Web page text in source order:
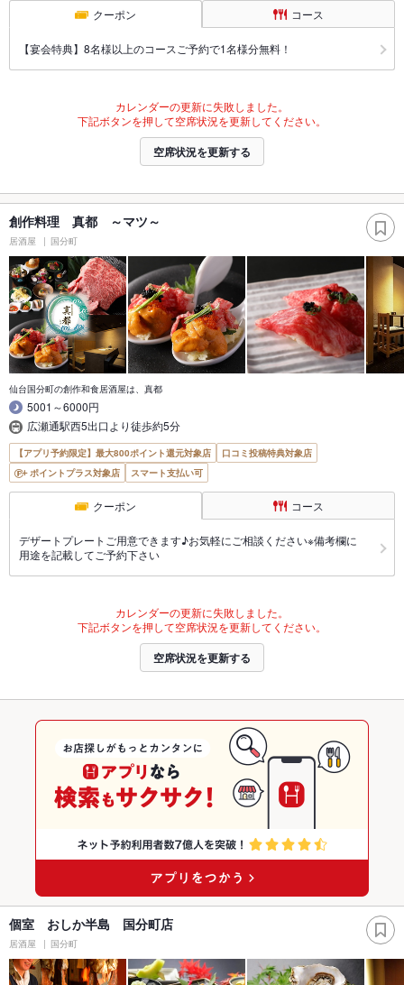
クーポン コース
【宴会特典】8名様以上のコースご予約で1名様分無料！
カレンダーの更新に失敗しました。
下記ボタンを押して空席状況を更新してください。
空席状況を更新する
創作料理 真都 ～マツ～
居酒屋 国分町
仙台国分町の創作和食居酒屋は、真都
5001～6000円
広瀬通駅西5出口より徒歩約5分
【アプリ予約限定】最大800ポイント還元対象店
口コミ投稿特典対象店
ポイントプラス対象店
スマート支払い可
クーポン コース
デザートプレートご用意できます♪お気軽にご相談ください※備考欄に
用途を記載してご予約下さい
カレンダーの更新に失敗しました。
下記ボタンを押して空席状況を更新してください。
空席状況を更新する
個室 おしか半島 国分町店
居酒屋 国分町